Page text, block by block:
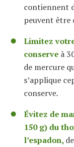
contiennent
peuvent être
Limitez
conserve à
de mercure
s’applique
conserve.
Évitez de
150 g) du
l’espadon,